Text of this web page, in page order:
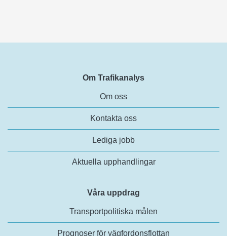
Om Trafikanalys
Om oss
Kontakta oss
Lediga jobb
Aktuella upphandlingar
Våra uppdrag
Transportpolitiska målen
Prognoser för vägfordonsflottan